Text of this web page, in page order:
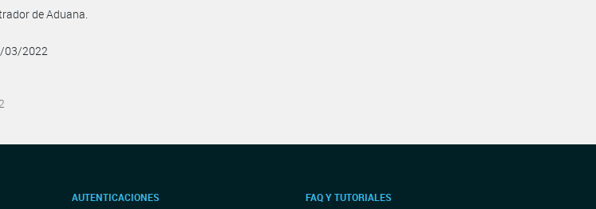
de Aduana.
03/2022
AUTENTICACIONES FAQ Y TUTORIALES